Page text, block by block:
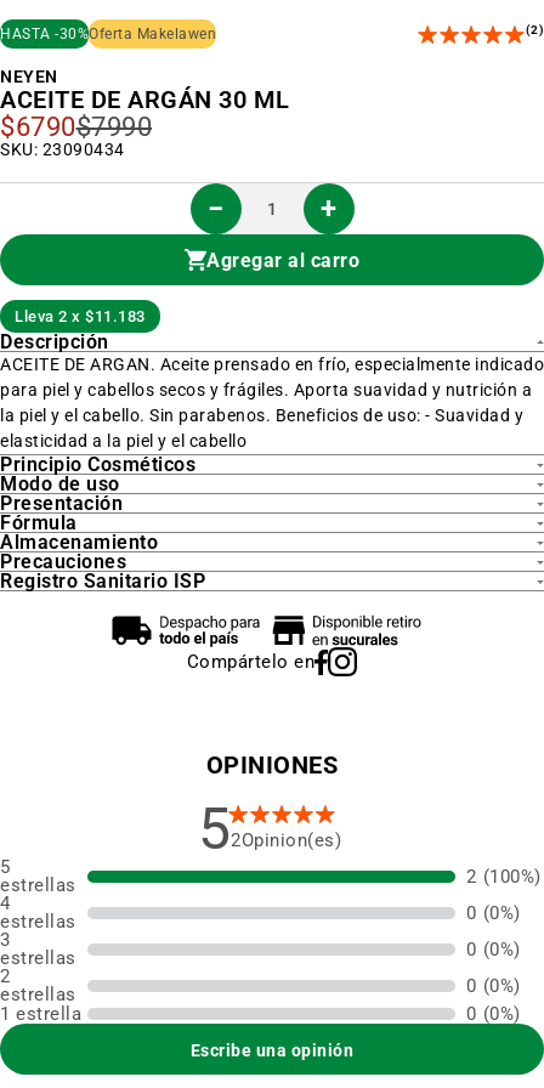
NEYEN
(2)
Precio
Especial
$6790$7990
SKU: 23090434
ACEITE DE ARGÁN 30 ML
HASTA -30%Oferta Makelawen
Agregar al carro
Lleva 2 x $11.183
Descripción
ACEITE DE ARGAN. Aceite prensado en frío, especialmente indicado
para piel y cabellos secos y frágiles. Aporta suavidad y nutrición a
la piel y el cabello. Sin parabenos. Beneficios de uso: - Suavidad y
elasticidad a la piel y el cabello
Principio Cosméticos
Modo de uso
Presentación
Fórmula
Almacenamiento
Precauciones
Registro Sanitario ISP
Compártelo en
al
inicio
de
la
galería
de
imágenes
OPINIONES
52
5
estrellas
2 (100%)
4
estrellas
0 (0%)
3
estrellas
0 (0%)
2
estrellas
0 (0%)
1 estrella
0 (0%)
Escribe una opinión